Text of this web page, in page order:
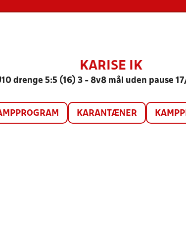
KARISE IK
drenge 5:5 (16) 3 - 8v8 mål uden pause
KARANTÆNER